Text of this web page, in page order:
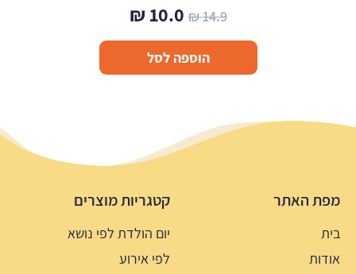
14.9
₪ המחיר
המקורי
היה:
10.0
₪
הנוכחי
הוא:
הוספה לסל
מפת האתר
בית
אודות
קטגריות מוצרים
יום הולדת לפי נושא
לפי אירוע